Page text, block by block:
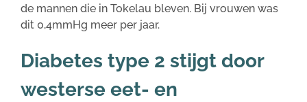
de mannen die in Tokelau bleven. Bij vrouwen was
dit 0,4mmHg meer per jaar.
Diabetes type 2 stijgt door
westerse eet- en